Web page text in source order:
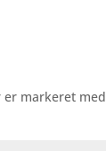
markeret med